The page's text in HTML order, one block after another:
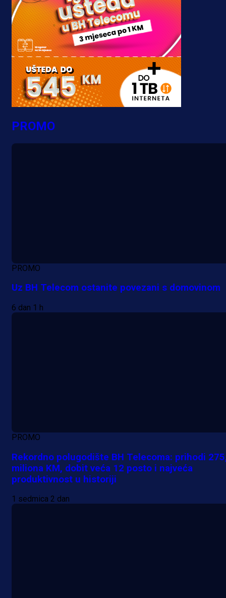
PROMO
PROMO
Uz BH Telecom ostanite povezani s domovinom
6 dan 1 h
PROMO
Rekordno polugodište BH Telecoma: prihodi
miliona KM, dobit veća 12 posto i najveća
produktivnost u historiji
1 sedmica 2 dan